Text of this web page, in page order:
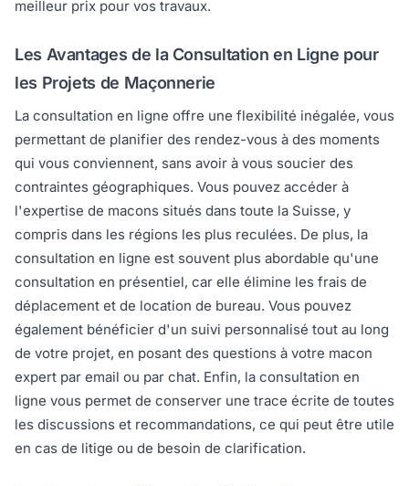
meilleur prix pour vos travaux.
Les Avantages de la Consultation en Ligne pour
les Projets de Maçonnerie
La consultation en ligne offre une flexibilité inégalée, vous
permettant de planifier des rendez-vous à des moments
qui vous conviennent, sans avoir à vous soucier des
contraintes géographiques. Vous pouvez accéder à
l'expertise de macons situés dans toute la Suisse, y
compris dans les régions les plus reculées. De plus, la
consultation en ligne est souvent plus abordable qu'une
consultation en présentiel, car elle élimine les frais de
déplacement et de location de bureau. Vous pouvez
également bénéficier d'un suivi personnalisé tout au long
de votre projet, en posant des questions à votre macon
expert par email ou par chat. Enfin, la consultation en
ligne vous permet de conserver une trace écrite de toutes
les discussions et recommandations, ce qui peut être utile
en cas de litige ou de besoin de clarification.